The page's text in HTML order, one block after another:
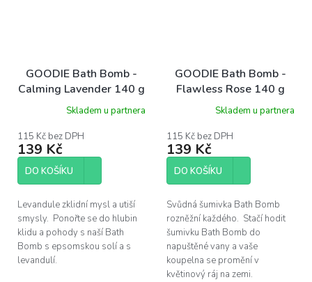
GOODIE Bath Bomb -
Calming Lavender 140 g
Skladem u partnera
115 Kč bez DPH
139 Kč
DO KOŠÍKU
Levandule zklidní mysl a utiší
smysly. Ponořte se do hlubin
klidu a pohody s naší Bath
Bomb s epsomskou solí a s
levandulí.
GOODIE Bath Bomb -
Flawless Rose 140 g
Skladem u partnera
115 Kč bez DPH
139 Kč
DO KOŠÍKU
Svůdná šumivka Bath Bomb
rozněžní každého. Stačí hodit
šumivku Bath Bomb do
napuštěné vany a vaše
koupelna se promění v
květinový ráj na zemi.